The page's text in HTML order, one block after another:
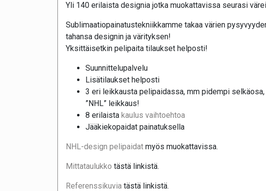
Yli 140 erilaista designia jotka muokattavissa seurasi
Sublimaatiopainatustekniikkamme takaa värien
tahansa designin ja värityksen!
Yksittäisetkin pelipaita tilaukset helposti!
Suunnittelupalvelu
Lisätilaukset helposti
3 eri leikkausta pelipaidassa, mm pidempi selkäosa,
”NHL” leikkaus!
8 erilaista kaulus vaihtoehtoa
Jääkiekopaidat painatuksella
NHL-design pelipaidat myös muokattavissa.
Mittataulukko tästä linkistä.
Referenssikuvia tästä linkistä.